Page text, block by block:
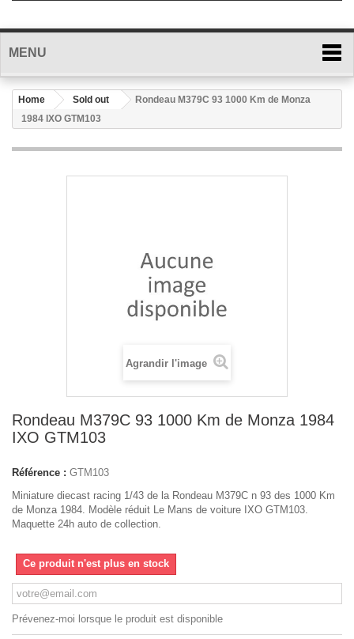
MENU
Home Sold out
Rondeau M379C 93 1000 Km de Monza
1984 IXO GTM103
Agrandir l'image
Rondeau M379C 93 1000 Km de Monza 1984
IXO GTM103
Référence : GTM103
Miniature diecast racing 1/43 de la Rondeau M379C n 93 des 1000 Km
de Monza 1984. Modèle réduit Le Mans de voiture IXO GTM103.
Maquette 24h auto de collection.
Ce produit n'est plus en stock
Prévenez-moi lorsque le produit est disponible